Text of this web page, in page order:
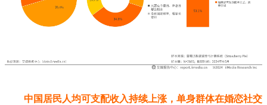
中国居民人均可支配收入持续上涨，单身群体在婚恋社交